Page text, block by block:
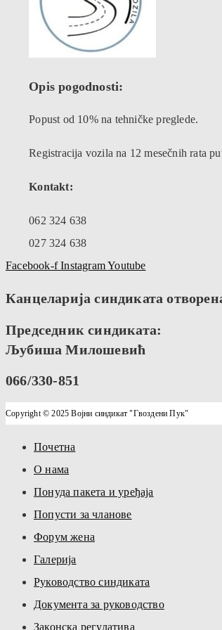
Opis pogodnosti:
Popust od 10% na tehničke preglede.
Registracija vozila na 12 mesečnih rata
Kontakt:
062 324 638
027 324 638
Facebook-f InstagramYoutube
Канцеларија синдиката
Председник синдиката:
Љубиша Милошевић
066/330-851
Copyright © 2025 Војни синдикат "Гвоздени Пук"
Почетна
О нама
Понуда пакета и уређаја
Попусти за чланове
Форум жена
Галерија
Руководство синдиката
Документа за руководство
Законска регулатива